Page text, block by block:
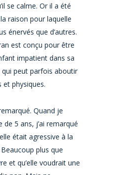
se calme. Or il a été
raison pour laquelle
énervés que d’autres.
est conçu pour être
impatient dans sa
peut parfois aboutir
et physiques.
Quand je
5 ans, j’ai remarqué
était agressive à la
plus que
et qu’elle voudrait une